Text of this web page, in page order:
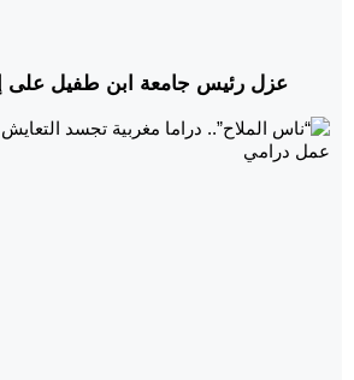
عزل رئيس جامعة ابن طفيل على